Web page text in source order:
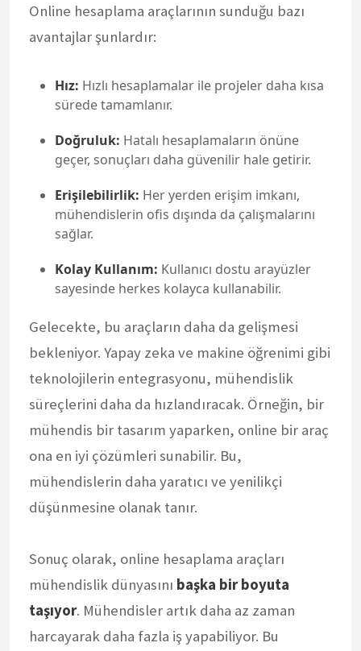
Online hesaplama araçlarının sunduğu bazı
avantajlar şunlardır:
Hız: Hızlı hesaplamalar ile projeler daha kısa
sürede tamamlanır.
Doğruluk: Hatalı hesaplamaların önüne
geçer, sonuçları daha güvenilir hale getirir.
Erişilebilirlik: Her yerden erişim imkanı,
mühendislerin ofis dışında da çalışmalarını
sağlar.
Kolay Kullanım: Kullanıcı dostu arayüzler
sayesinde herkes kolayca kullanabilir.
Gelecekte, bu araçların daha da gelişmesi
bekleniyor. Yapay zeka ve makine öğrenimi gibi
teknolojilerin entegrasyonu, mühendislik
süreçlerini daha da hızlandıracak. Örneğin, bir
mühendis bir tasarım yaparken, online bir araç
ona en iyi çözümleri sunabilir. Bu,
mühendislerin daha yaratıcı ve yenilikçi
düşünmesine olanak tanır.
Sonuç olarak, online hesaplama araçları
mühendislik dünyasını başka bir boyuta
taşıyor. Mühendisler artık daha az zaman
harcayarak daha fazla iş yapabiliyor. Bu